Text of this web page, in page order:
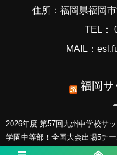
住所：福岡県福岡
TEL：
MAIL：
福岡サ
2026年度 第57回九州中学校サ
学園中等部！全国大会出場5チー